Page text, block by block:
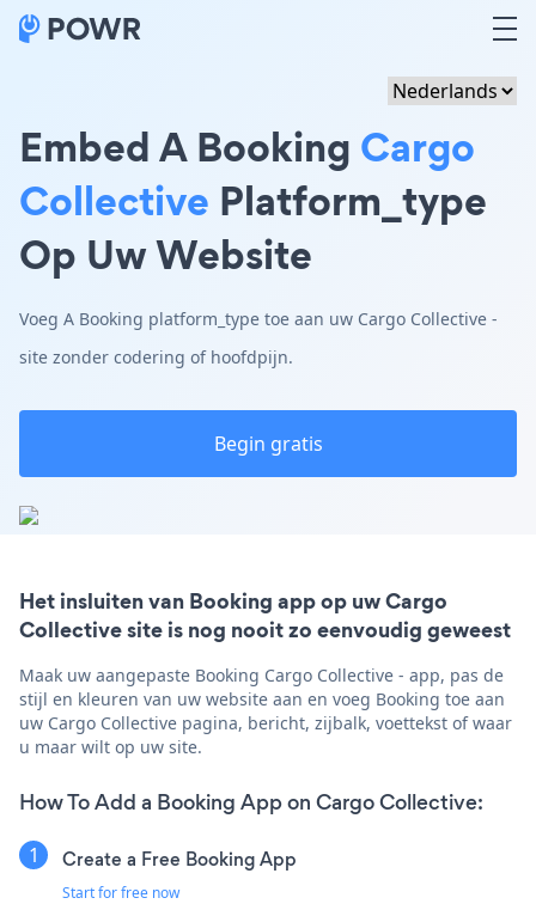
Embed A Booking Cargo
Collective Platform_type
Op Uw Website
Voeg A Booking platform_type toe aan uw Cargo Collective -
site zonder codering of hoofdpijn.
Begin gratis
Het insluiten van Booking app op uw Cargo
Collective site is nog nooit zo eenvoudig geweest
Maak uw aangepaste Booking Cargo Collective - app, pas de
stijl en kleuren van uw website aan en voeg Booking toe aan
uw Cargo Collective pagina, bericht, zijbalk, voettekst of waar
u maar wilt op uw site.
How To Add a Booking App on Cargo Collective:
Create a Free Booking App
Start for free now